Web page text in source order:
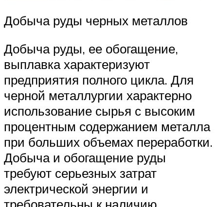
Добыча руды черных металлов
Добыча руды, ее обогащение,
выплавка характеризуют
предприятия полного цикла. Для
черной металлургии характерно
использование сырья с высоким
процентным содержанием металла
при больших объемах переработки.
Добыча и обогащение руды
требуют серьезных затрат
электрической энергии и